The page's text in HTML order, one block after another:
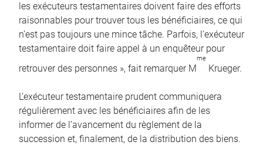
les exécuteurs testamentaires doivent faire des efforts
raisonnables pour trouver tous les bénéficiaires, ce qui
n’est pas toujours une mince tâche. Parfois, l’exécuteur
testamentaire doit faire appel à un enquêteur pour
retrouver des personnes », fait remarquer M
me
Krueger.
L’exécuteur testamentaire prudent communiquera
régulièrement avec les bénéficiaires afin de les
informer de l’avancement du règlement de la
succession et, finalement, de la distribution des biens.